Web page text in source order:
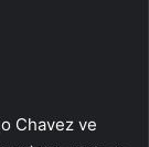
Chavez ve